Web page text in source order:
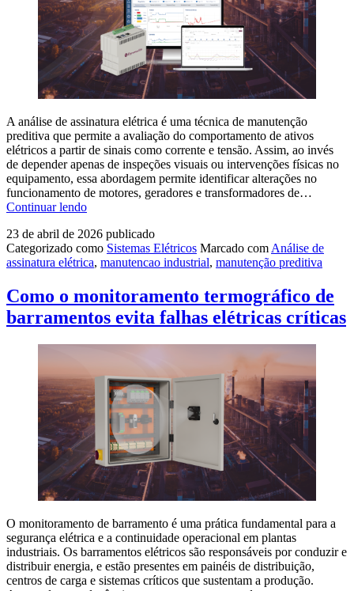
A análise de assinatura elétrica é uma técnica de manutenção
preditiva que permite a avaliação do comportamento de ativos
elétricos a partir de sinais como corrente e tensão. Assim, ao invés
de depender apenas de inspeções visuais ou intervenções físicas no
equipamento, essa abordagem permite identificar alterações no
funcionamento de motores, geradores e transformadores de…
Continuar lendoAnálise
assinatura
elétrica:
o
é
e
como
na
preditiva
23 de abril de 2026 publicado
Categorizado como Sistemas Elétricos Marcado com Análise de
assinatura elétrica, manutencao industrial, manutenção preditiva
Como o monitoramento termográfico de
barramentos evita falhas elétricas críticas
O monitoramento de barramento é uma prática fundamental para a
segurança elétrica e a continuidade operacional em plantas
industriais. Os barramentos elétricos são responsáveis por conduzir e
distribuir energia, e estão presentes em painéis de distribuição,
centros de carga e sistemas críticos que sustentam a produção.